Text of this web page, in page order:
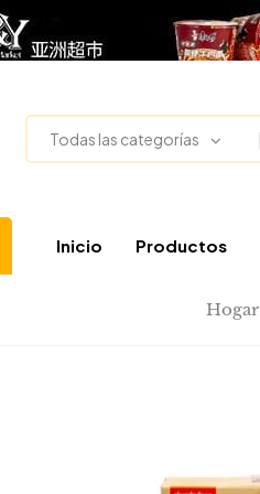
Todas las categorías
Inicio Productos
Hogar